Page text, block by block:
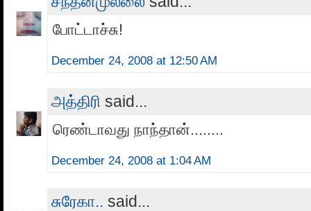
போட்டாச்சு!
December 24, 2008 at 12:50 AM
அத்திரி said...
ரெண்டாவது நாந்தான்........
December 24, 2008 at 1:04 AM
சுரேகா.. said...